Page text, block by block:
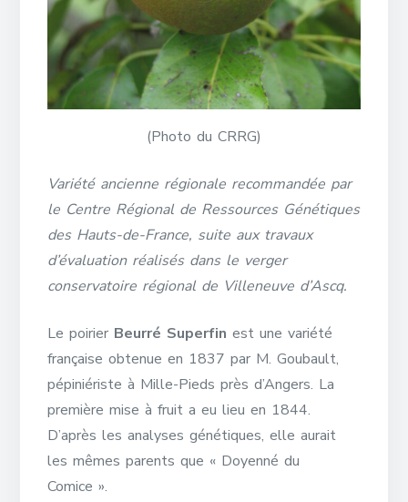
(Photo du CRRG)
Variété ancienne régionale recommandée par
le Centre Régional de Ressources Génétiques
des Hauts-de-France, suite aux travaux
d’évaluation réalisés dans le verger
conservatoire régional de Villeneuve d’Ascq.
Le poirier Beurré Superfin est une variété
française obtenue en 1837 par M. Goubault,
pépiniériste à Mille-Pieds près d’Angers. La
première mise à fruit a eu lieu en 1844.
D’après les analyses génétiques, elle aurait
les mêmes parents que « Doyenné du
Comice ».